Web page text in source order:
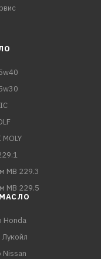
MB 229.3
MB 229.5
Honda
Nissan